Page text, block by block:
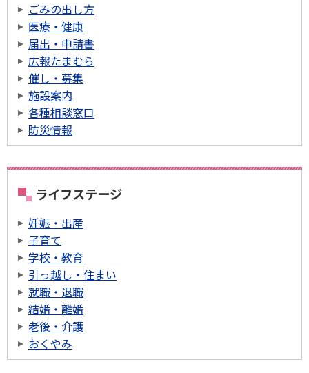
ごみの出し方
医療・健康
届出・申請書
広報たまむら
催し・募集
施設案内
各種相談窓口
防災情報
ライフステージ
妊娠・出産
子育て
学校・教育
引っ越し・住まい
就職・退職
結婚・離婚
老後・介護
おくやみ